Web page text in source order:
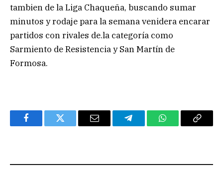
tambien de la Liga Chaqueña, buscando sumar
minutos y rodaje para la semana venidera encarar
partidos con rivales de.la categoría como
Sarmiento de Resistencia y San Martín de
Formosa.
FacebookTwitter Email TelegramWhatsAppCopy